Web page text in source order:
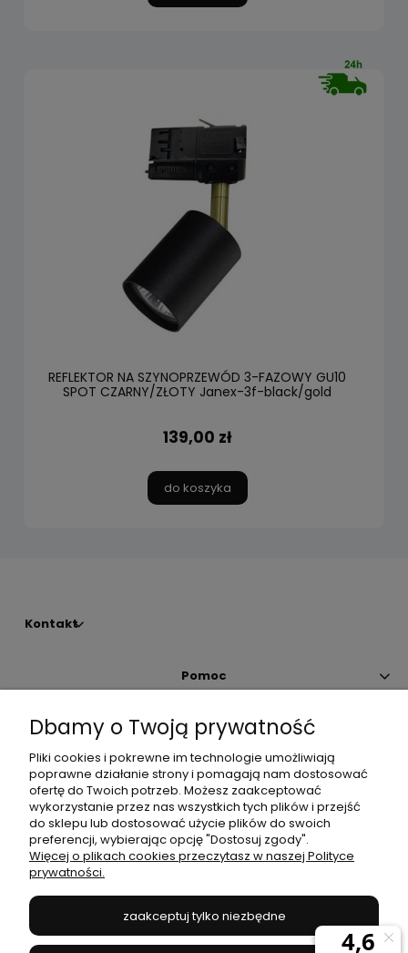
REFLEKTOR NA SZYNOPRZEWÓD 3-FAZOWY GU10
SPOT CZARNY/ZŁOTY Janex-3f-black/gold
139,00 zł
do koszyka
Kontakt
Pomoc
Moje konto
Płatności i dostawa
Informacje
Dbamy o Twoją prywatność
Pliki cookies i pokrewne im technologie umożliwiają
poprawne działanie strony i pomagają nam dostosować
ofertę do Twoich potrzeb. Możesz zaakceptować
wykorzystanie przez nas wszystkich tych plików i przejść
do sklepu lub dostosować użycie plików do swoich
preferencji, wybierając opcję "Dostosuj zgody".
Więcej o plikach cookies przeczytasz w naszej Polityce
prywatności.
zaakceptuj tylko niezbędne